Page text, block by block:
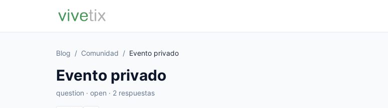
Blog / Comunidad / Evento privado
Evento privado
question · open · 2 respuestas